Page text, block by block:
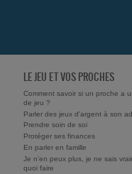
LE JEU ET VOS PROCHES
Comment savoir si un proche a
de jeu ?
Parler des jeux d'argent à son
Prendre soin de soi
Protéger ses finances
En parler en famille
Je n’en peux plus, je ne sais
quoi faire